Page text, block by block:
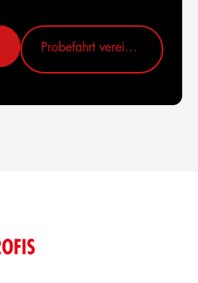
Probefahrt vereinbaren